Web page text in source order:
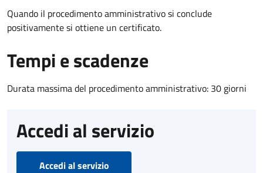
Quando il procedimento amministrativo si conclude
positivamente si ottiene un certificato.
Tempi e scadenze
Durata massima del procedimento amministrativo: 30 giorni
Accedi al servizio
Accedi al servizio